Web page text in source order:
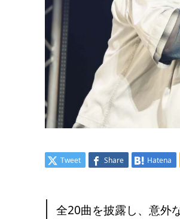
Tweet Share Hatena
全20曲を披露し、意外